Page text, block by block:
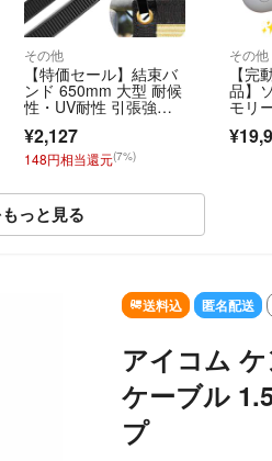
その他
【特価セール】結束バ
ンド 650mm 大型 耐候
性・UV耐性 引張強度8
0kg
¥2,127
148円相当還元(7%)
その他
【完
品】
モリ
ー
ー ボ
っと見る
SOLD OUT
送料込 匿名配送
アイコム
ケーブル
プ